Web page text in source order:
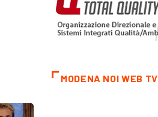
MODENA NOI WEB TV